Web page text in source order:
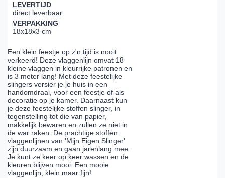
LEVERTIJD
direct leverbaar
VERPAKKING
18x18x3 cm
Een klein feestje op z'n tijd is nooit
verkeerd! Deze vlaggenlijn omvat 18
kleine vlaggen in kleurrijke patronen en
is 3 meter lang! Met deze feestelijke
slingers versier je je huis in een
handomdraai, voor een feestje of als
decoratie op je kamer. Daarnaast kun
je deze feestelijke stoffen slinger, in
tegenstelling tot die van papier,
makkelijk bewaren en zullen ze niet in
de war raken. De prachtige stoffen
vlaggenlijnen van 'Mijn Eigen Slinger'
zijn duurzaam en gaan jarenlang mee.
Je kunt ze keer op keer wassen en de
kleuren blijven mooi. Een mooie
vlaggenlijn, klein maar fijn!